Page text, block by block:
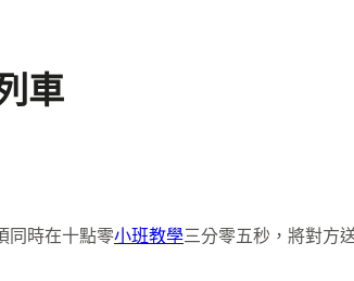
車
同時在十點零小班教學三分零五秒，將對方